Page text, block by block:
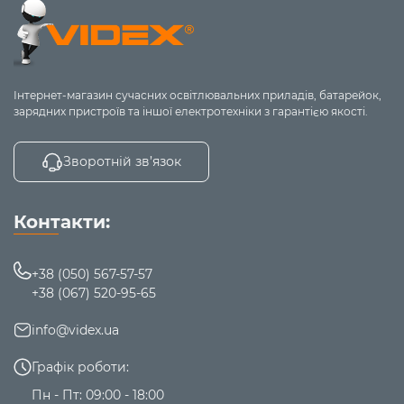
Гібридні
12V +
акумулятор
На що звернути увагу при виборі
Щоб вибрати надійний автопилосос, зверніть увагу на:
більша потужність — тим краще пилосос
справляється з брудом
алергенів
Комплектація— зверніть увагу на наявність
Щілинна насадка
Насадка для текстилю
Об’єм пилозбірника
Інтернет-магазин сучасних освітлювальних приладів, батарейок,
зарядних пристроїв та іншої електротехніки з гарантією якості.
Зворотній зв’язок
Контакти:
+38 (050) 567-57-57
+38 (067) 520-95-65
info@videx.ua
Графік роботи:
Пн - Пт: 09:00 - 18:00